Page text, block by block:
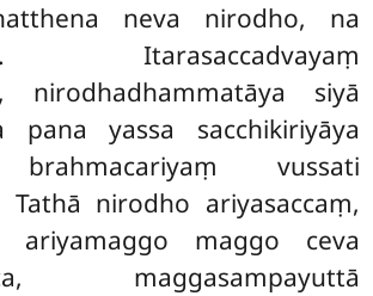
neva nirodho, na
Itarasaccadvayaṃ
nirodhadhammatāya siyā
pana yassa sacchikiriyāya
vussati
nirodho ariyasaccaṃ,
ariyamaggo maggo ceva
maggasampayuttā